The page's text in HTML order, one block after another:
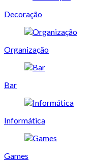
Decoração
Organização
Bar
Informática
Games